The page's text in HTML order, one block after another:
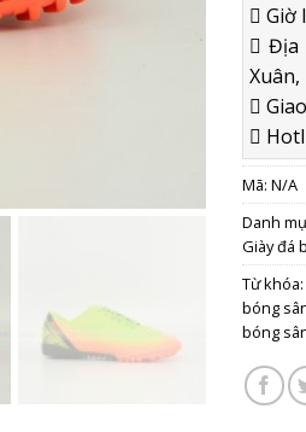
Giờ
Địa
Mã: N/A
Danh
Giày đá
Từ khóa:
bóng
bóng